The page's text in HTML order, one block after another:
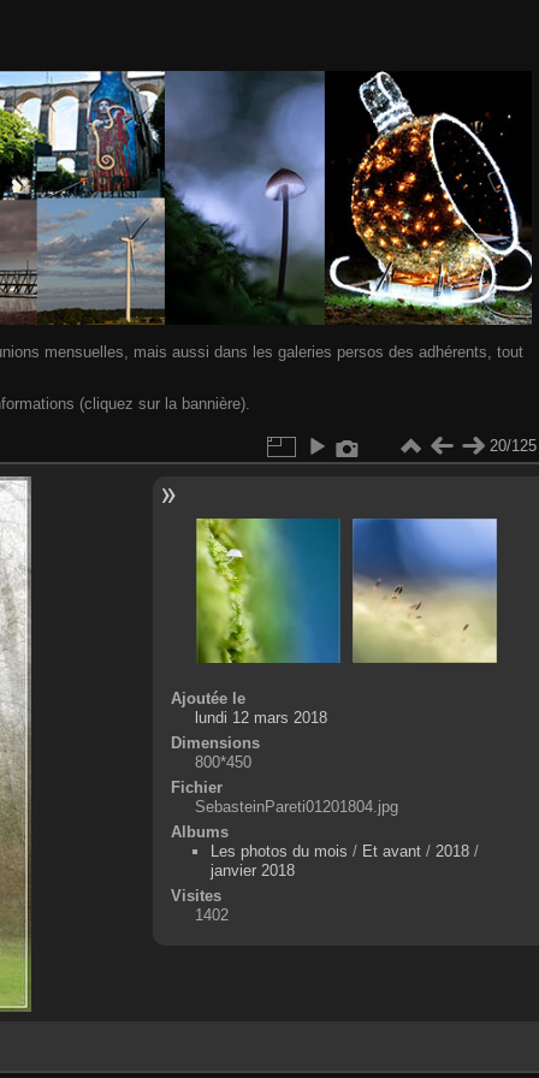
mensuelles, mais aussi dans les galeries persos des adhérents, tout
(cliquez sur la bannière).
20/125
Ajoutée le
lundi 12 mars 2018
Dimensions
800*450
Fichier
SebasteinPareti01201804.jpg
Albums
Les photos du mois / Et avant / 2018 /
janvier 2018
Visites
1402